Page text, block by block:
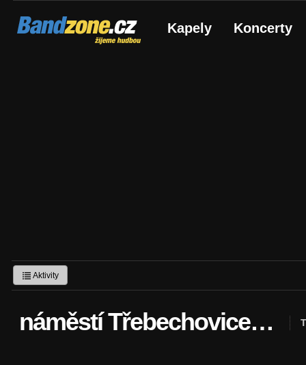
Bandzone.cz
žijeme hudbou Kapely Koncerty
Aktivity
náměstí Třebechovice pod Orebem